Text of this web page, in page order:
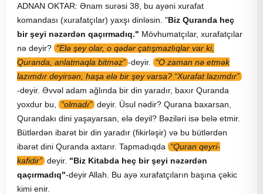
ADNAN OKTAR: Ənam surəsi 38, bu ayəni xurafat
komandası (xurafatçılar) yaxşı dinləsin. "Biz Quranda heç
bir şeyi nəzərdən qaçırmadıq." Mövhumatçılar, xurafatçılar
nə deyir? “Elə şey olar, o qədər çatışmazlıqlar var ki,
Quranda, anlatmaqla bitməz” -deyir.
“O zaman nə etmək
lazımdır deyirsən, haşa elə bir şey varsa? “Xurafat lazımdır”
-deyir. Əvvəl adam ağlında bir din yaradır, baxır Quranda
yoxdur bu,
“olmadı” deyir. Üsul nədir? Qurana baxarsan,
Qurandakı dini yaşayarsan, elə deyil? Bəziləri isə belə etmir.
Bütlərdən ibarət bir din yaradır (fikirləşir) və bu bütlərdən
ibarət dini Quranda axtarır. Tapmadıqda
“Quran qeyri-
kafidir” deyir. "Biz Kitabda heç bir şeyi nəzərdən
qaçırmadıq"-deyir Allah. Bu ayə xurafatçıların başına çəkic
kimi enir.